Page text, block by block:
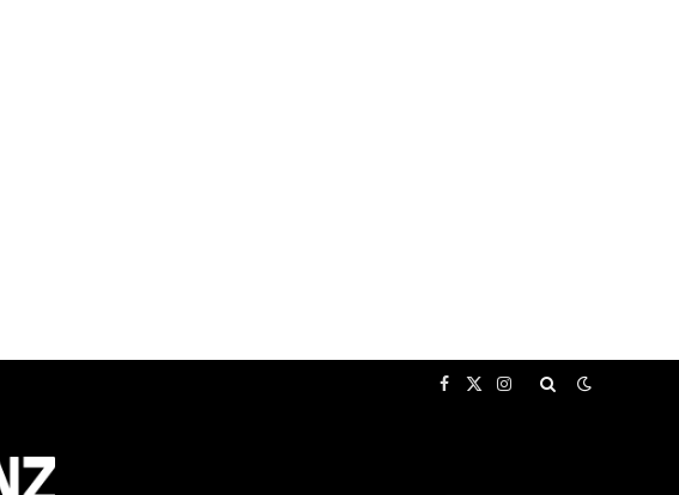
Facebook
X
Instagram